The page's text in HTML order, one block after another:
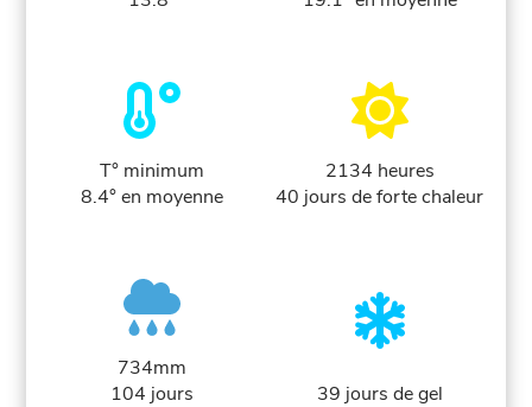
T° minimum
8.4° en moyenne
2134 heures
40 jours de forte chaleur
734mm
104 jours
39 jours de gel